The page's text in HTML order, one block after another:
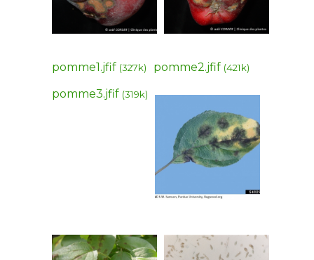
pomme1.jfif (327k) pomme2.jfif (421k)
pomme3.jfif (319k)